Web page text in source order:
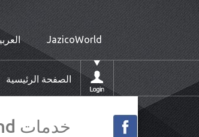
JazicoWorld
الصفحة الرئيسية
خدمات E-Legend